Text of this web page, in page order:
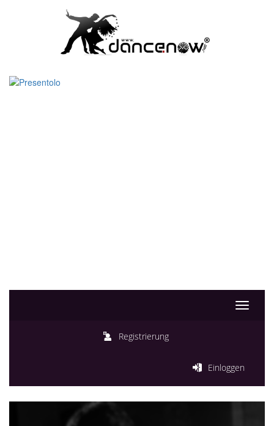
Toggle
Registrierung
Einloggen